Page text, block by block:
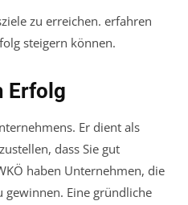
Erfolg
Er dient als
dass Sie gut
haben Unternehmen, die
gewinnen. Eine gründliche